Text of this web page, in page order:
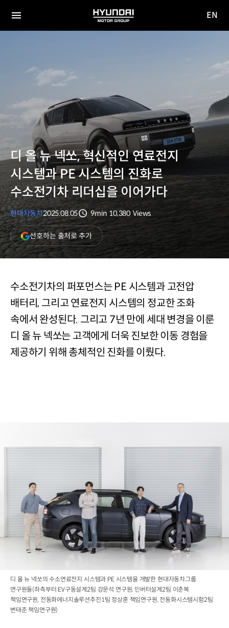
전체
HYUNDAI
MOTOR
EN
디 올 뉴 넥쏘, 혁신적인 연료전지
시스템과 PE 시스템의 진화로
수소전기차 리더십을 이어가다
현대자동차2025.08.05
분량
9min
조회수
10,380 Views
선호하는 출처로 추가(새
창
열림)
수소전기차의 퍼포먼스는 PE 시스템과 고전압
배터리, 그리고 연료전지 시스템의 정교한 조화
속에서 완성된다. 그리고 7년 만에 세대 변경을 이룬
디 올 뉴 넥쏘는 고객에게 더욱 진보한 이동 경험을
제공하기 위해 총체적인 진화를 이뤘다.
디 올 뉴 넥쏘의 수소연료전지 시스템과 PE 시스템을 개발한 현대자동차그룹
연구원들(좌측부터 EV구동설계2팀 강문석 연구원, 인버터설계2팀 이춘복
책임연구원, 전동화에너지솔루션추진1팀 정상훈 책임연구원, 전동화시스템시험2팀
변태준 책임연구원)